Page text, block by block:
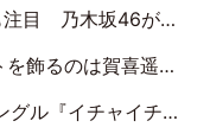
書道パフォーマンスの舞台裏
分大人になった私を見ていただけたら」
ションは『日向坂で会いましょう』にて発表